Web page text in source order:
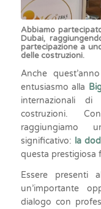
Abbiamo
Dubai,
partecipazionea
delle costruzioni.
Anche
entusiasmo alla
internazionali
costruzioni.
significativo: la
questa prestigiosa
Essere presenti
un’importante
dialogo con